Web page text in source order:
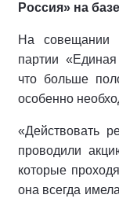
Россия» на
На совещании
партии
что больше
особенно
«Действовать
проводили
которые
она всегда